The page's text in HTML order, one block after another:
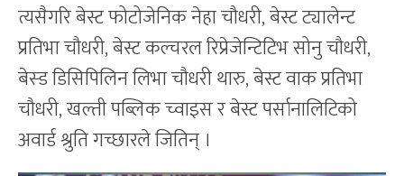
त्यसैगरि बेस्ट फोटोजेनिक नेहा चौधरी, बेस्ट ट्यालेन्ट
प्रतिभा चौधरी, बेस्ट कल्चरल रिप्रेजेन्टिटिभ सोनु चौधरी,
बेस्ड डिसिपिलिन लिभा चौधरी थारु, बेस्ट वाक प्रतिभा
चौधरी, खल्ती पब्लिक च्वाइस र बेस्ट पर्सानालिटिको
अवार्ड श्रुति गच्छारले जितिन् ।